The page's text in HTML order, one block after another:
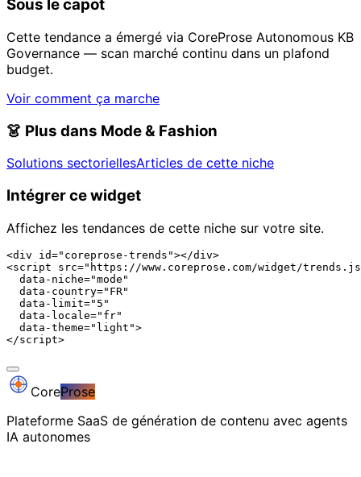
Sous le capot
Cette tendance a émergé via CoreProse Autonomous KB
Governance — scan marché continu dans un plafond
budget.
Voir comment ça marche
👗 Plus dans Mode & Fashion
Solutions sectoriellesArticles de cette niche
Intégrer ce widget
Affichez les tendances de cette niche sur votre site.
<div id="coreprose-trends"></div>
<script src="https://www.coreprose.com/widget/
  data-niche="mode"
  data-country="FR"
  data-limit="5"
  data-locale="fr"
  data-theme="light">
</script>
CoreProse
Plateforme SaaS de génération de contenu avec agents
IA autonomes